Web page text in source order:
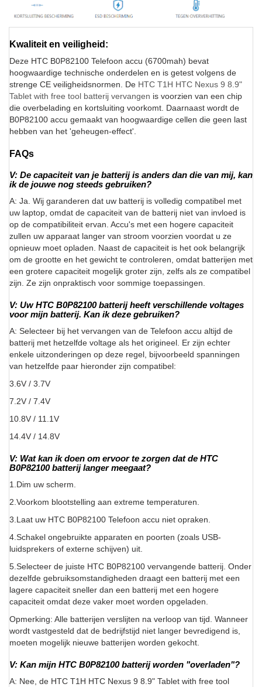
Kwaliteit en veiligheid:
Deze HTC B0P82100 Telefoon accu (6700mah) bevat
hoogwaardige technische onderdelen en is getest volgens de
strenge CE veiligheidsnormen. De HTC T1H HTC Nexus 9 8.9"
Tablet with free tool batterij vervangen is voorzien van een chip
die overbelading en kortsluiting voorkomt. Daarnaast wordt de
B0P82100 accu gemaakt van hoogwaardige cellen die geen last
hebben van het 'geheugen-effect'.
FAQs
V: De capaciteit van je batterij is anders dan die van mij, kan
ik de jouwe nog steeds gebruiken?
A: Ja. Wij garanderen dat uw batterij is volledig compatibel met
uw laptop, omdat de capaciteit van de batterij niet van invloed is
op de compatibiliteit ervan. Accu's met een hogere capaciteit
zullen uw apparaat langer van stroom voorzien voordat u ze
opnieuw moet opladen. Naast de capaciteit is het ook belangrijk
om de grootte en het gewicht te controleren, omdat batterijen met
een grotere capaciteit mogelijk groter zijn, zelfs als ze compatibel
zijn. Ze zijn onpraktisch voor sommige toepassingen.
V: Uw HTC B0P82100 batterij heeft verschillende voltages
voor mijn batterij. Kan ik deze gebruiken?
A: Selecteer bij het vervangen van de Telefoon accu altijd de
batterij met hetzelfde voltage als het origineel. Er zijn echter
enkele uitzonderingen op deze regel, bijvoorbeeld spanningen
van hetzelfde paar hieronder zijn compatibel:
3.6V / 3.7V
7.2V / 7.4V
10.8V / 11.1V
14.4V / 14.8V
V: Wat kan ik doen om ervoor te zorgen dat de HTC
B0P82100 batterij langer meegaat?
1.Dim uw scherm.
2.Voorkom blootstelling aan extreme temperaturen.
3.Laat uw HTC B0P82100 Telefoon accu niet opraken.
4.Schakel ongebruikte apparaten en poorten (zoals USB-
luidsprekers of externe schijven) uit.
5.Selecteer de juiste HTC B0P82100 vervangende batterij. Onder
dezelfde gebruiksomstandigheden draagt een batterij met een
lagere capaciteit sneller dan een batterij met een hogere
capaciteit omdat deze vaker moet worden opgeladen.
Opmerking: Alle batterijen verslijten na verloop van tijd. Wanneer
wordt vastgesteld dat de bedrijfstijd niet langer bevredigend is,
moeten mogelijk nieuwe batterijen worden gekocht.
V: Kan mijn HTC B0P82100 batterij worden "overladen"?
A: Nee, de HTC T1H HTC Nexus 9 8.9" Tablet with free tool